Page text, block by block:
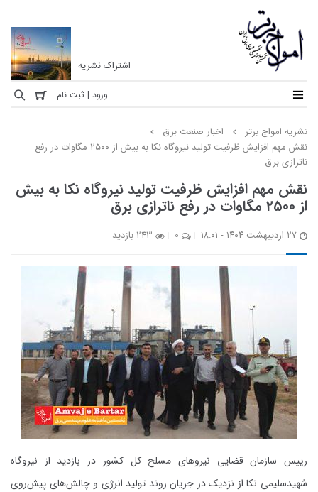
نشریه
برتر
نخستین
ماهنامه
تخصصی
مهندسی
برق
ایران
اشتراک نشریه
ورود | ثبت نام
نشریه امواج برتر
اخبار صنعت برق
نقش مهم افزایش ظرفیت تولید نیروگاه نکا به بیش از ۲۵۰۰ مگاوات در رفع
ناترازی برق
نقش مهم افزایش ظرفیت تولید نیروگاه نکا به بیش
از ۲۵۰۰ مگاوات در رفع ناترازی برق
0
رییس سازمان قضایی نیرو‌های مسلح کل کشور در بازدید از نیروگاه
شهیدسلیمی نکا از نزدیک در جریان روند تولید انرژی و چالش‌های پیش‌روی